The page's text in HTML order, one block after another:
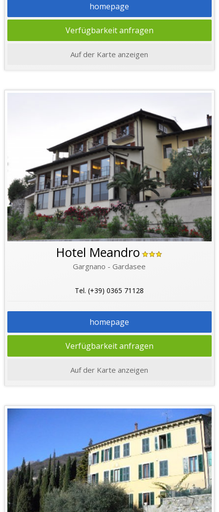
homepage
Verfügbarkeit anfragen
Auf der Karte anzeigen
Hotel Meandro
Gargnano - Gardasee
Tel. (+39) 0365 71128
homepage
Verfügbarkeit anfragen
Auf der Karte anzeigen